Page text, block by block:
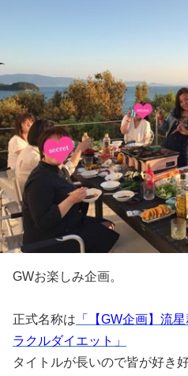
GWお楽しみ企画。
正式名称は 「【GW企画】流
ラクルダイエット」
タイトルが長いので皆が好き